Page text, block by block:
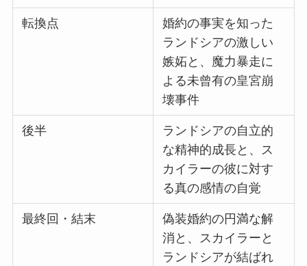
転換点
婚約の事実を知った
ランドシアの激しい
嫉妬と、魔力暴走に
よる未曾有の皇宮崩
壊事件
後半
ランドシアの自立的
な精神的成長と、ス
カイラーの彼に対す
る真の感情の自覚
最終回・結末
偽装婚約の円満な解
消と、スカイラーと
ランドシアが結ばれ